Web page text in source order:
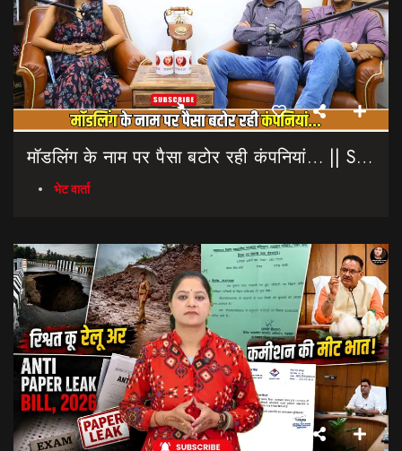
मॉडलिंग के नाम पर पैसा बटोर रही कंपनियां… || Sinmit Communications || Miss Uttarakhand 2026
भेट वार्ता